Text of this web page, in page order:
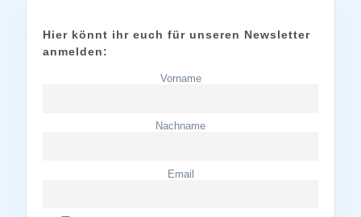
Hier könnt ihr euch für unseren Newsletter
anmelden:
Vorname
Nachname
Email